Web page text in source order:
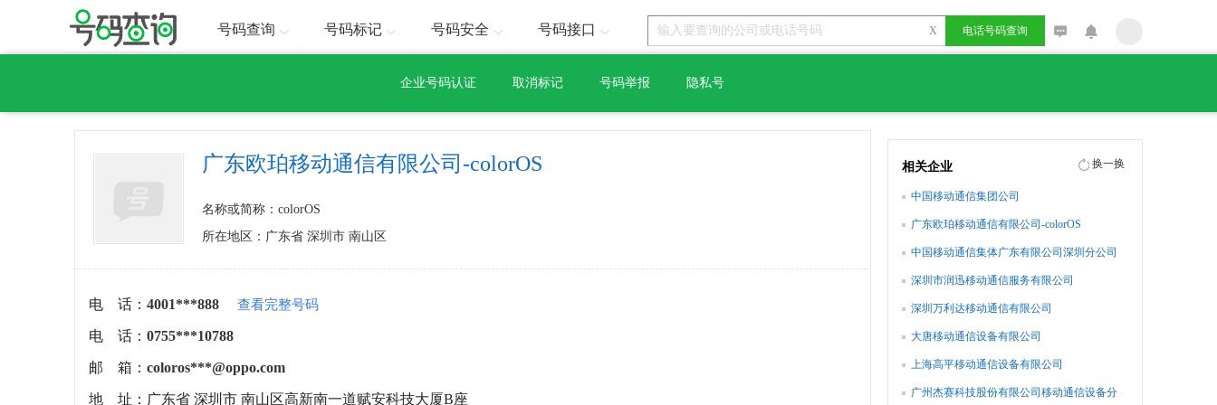
号码查询 号码标记 号码安全 号码接口 X 电话号码查询
企业号码认证 取消标记 号码举报 隐私号
广东欧珀移动通信有限公司-colorOS
名称或简称：colorOS
所在地区：广东省 深圳市 南山区
电 话： 4001***888 查看完整号码
电 话： 0755***10788
邮 箱： coloros***@oppo.com
地 址： 广东省 深圳市 南山区高新南一道赋安科技大厦B座
相关企业 换一换
中国移动通信集团公司
广东欧珀移动通信有限公司-colorOS
中国移动通信集体广东有限公司深圳分公司
深圳市润迅移动通信服务有限公司
深圳万利达移动通信有限公司
大唐移动通信设备有限公司
上海高平移动通信设备有限公司
广州杰赛科技股份有限公司移动通信设备分